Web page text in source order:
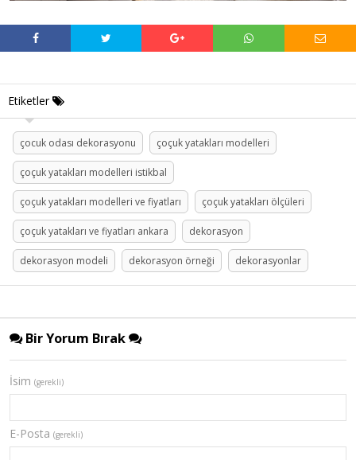
Etiketler
çocuk odası dekorasyonu çoçuk yatakları modelleri
çoçuk yatakları modelleri istikbal
çoçuk yatakları modelleri ve fiyatları çoçuk yatakları ölçüleri
çoçuk yatakları ve fiyatları ankara dekorasyon
dekorasyon modeli dekorasyon örneği dekorasyonlar
Bir Yorum Bırak
İsim (gerekli)
E-Posta (gerekli)